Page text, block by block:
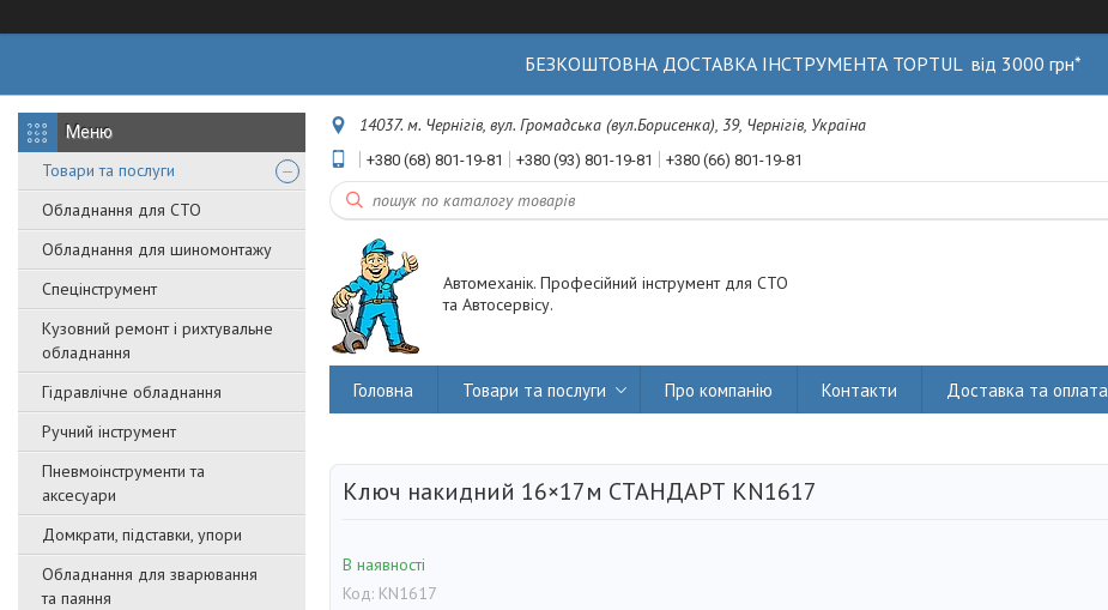
БЕЗКОШТОВНА ДОСТАВКА ІНСТРУМЕНТА TOPTUL від 3000 грн*
Товари та послуги
Обладнання для СТО
Обладнання для шиномонтажу
Спецінструмент
Кузовний ремонт і рихтувальне
обладнання
Гідравлічне обладнання
Ручний інструмент
Пневмоінструменти та
аксесуари
Домкрати, підставки, упори
Обладнання для зварювання
та паяння
14037. м. Чернігів, вул. Громадська (вул.Борисенка), 39, Чернігів, Україна
+380 (68) 801-19-81 +380 (93) 801-19-81 +380 (66) 801-19-81
Автомеханік. Професійний інструмент для СТО
та Автосервісу.
Головна Товари та послуги Про компанію Контакти Доставка та оплата
Ключ накидний 16×17м СТАНДАРТ KN1617
В наявності
Код: KN1617